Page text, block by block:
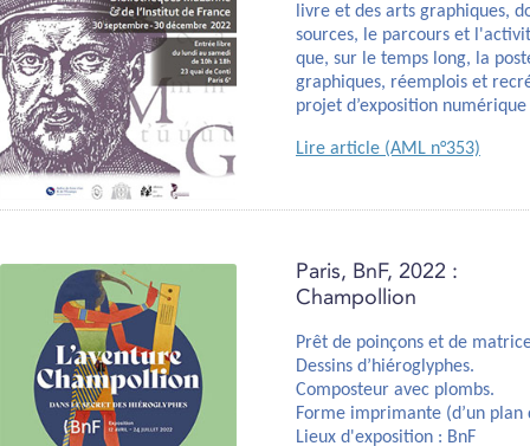
livre et des arts graphiques,
sources, le parcours et
que, sur le temps long, la
graphiques, réemplois et
projet d’exposition
Lire article (AML n°353)
Paris, BnF, 2022 :
Champollion
Prêt de poinçons et de
Dessins d’hiéroglyphes.
Composteur avec plombs.
Forme imprimante (d’un plan
Lieux d'exposition : BnF